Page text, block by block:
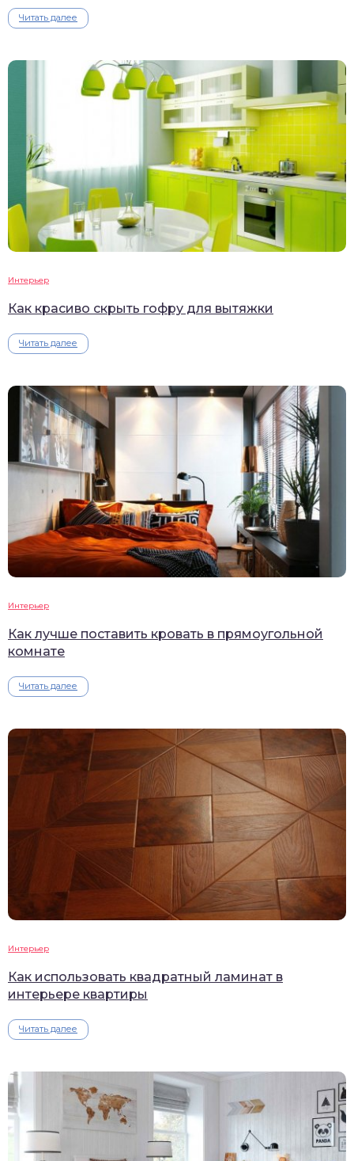
Читать далее
Интерьер
Как красиво скрыть гофру для вытяжки
Читать далее
Интерьер
Как лучше поставить кровать в прямоугольной
комнате
Читать далее
Интерьер
Как использовать квадратный ламинат в
интерьере квартиры
Читать далее